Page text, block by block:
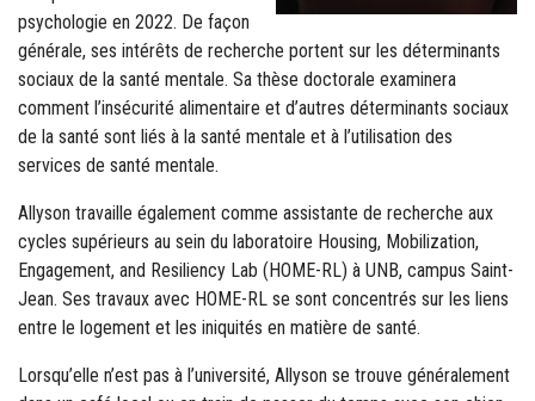
psychologie en 2022. De façon
générale, ses intérêts de recherche portent sur les déterminants
sociaux de la santé mentale. Sa thèse doctorale examinera
comment l’insécurité alimentaire et d’autres déterminants sociaux
de la santé sont liés à la santé mentale et à l’utilisation des
services de santé mentale.
Allyson travaille également comme assistante de recherche aux
cycles supérieurs au sein du laboratoire Housing, Mobilization,
Engagement, and Resiliency Lab (HOME-RL) à UNB, campus Saint-
Jean. Ses travaux avec HOME-RL se sont concentrés sur les liens
entre le logement et les iniquités en matière de santé.
Lorsqu’elle n’est pas à l’université, Allyson se trouve généralement